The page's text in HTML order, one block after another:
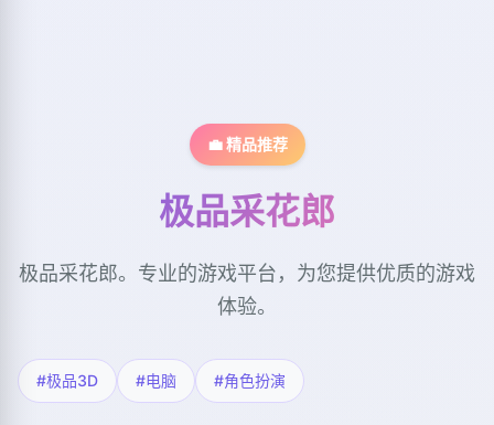
💼 精品推荐
极品采花郎
极品采花郎。专业的游戏平台，为您提供优质的游戏
体验。
#极品3D #电脑 #角色扮演